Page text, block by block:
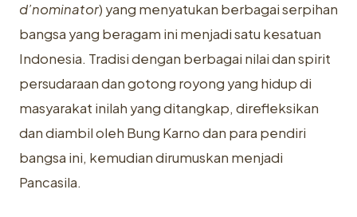
d’nominator) yang menyatukan berbagai serpihan
bangsa yang beragam ini menjadi satu kesatuan
Indonesia. Tradisi dengan berbagai nilai dan spirit
persudaraan dan gotong royong yang hidup di
masyarakat inilah yang ditangkap, direfleksikan
dan diambil oleh Bung Karno dan para pendiri
bangsa ini, kemudian dirumuskan menjadi
Pancasila.